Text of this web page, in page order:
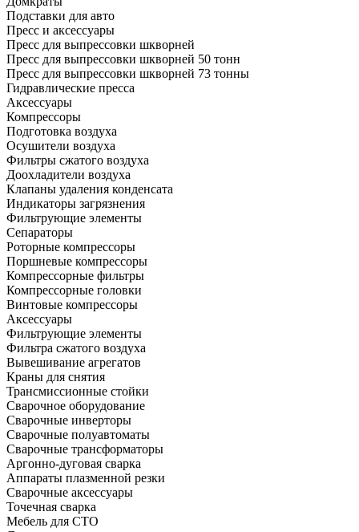
Подставки для авто
Пресс и аксессуары
Пресс для выпрессовки шкворней
Пресс для выпрессовки шкворней 50 тонн
Пресс для выпрессовки шкворней 73 тонны
Гидравлические пресса
Аксессуары
Компрессоры
Подготовка воздуха
Осушители воздуха
Фильтры сжатого воздуха
Доохладители воздуха
Клапаны удаления конденсата
Индикаторы загрязнения
Фильтрующие элементы
Сепараторы
Роторные компрессоры
Поршневые компрессоры
Компрессорные фильтры
Компрессорные головки
Винтовые компрессоры
Аксессуары
Фильтрующие элементы
Фильтра сжатого воздуха
Вывешивание агрегатов
Краны для снятия
Трансмиссионные стойки
Сварочное оборудование
Сварочные инверторы
Сварочные полуавтоматы
Сварочные трансформаторы
Аргонно-дуговая сварка
Аппараты плазменной резки
Сварочные аксессуары
Точечная сварка
Мебель для СТО